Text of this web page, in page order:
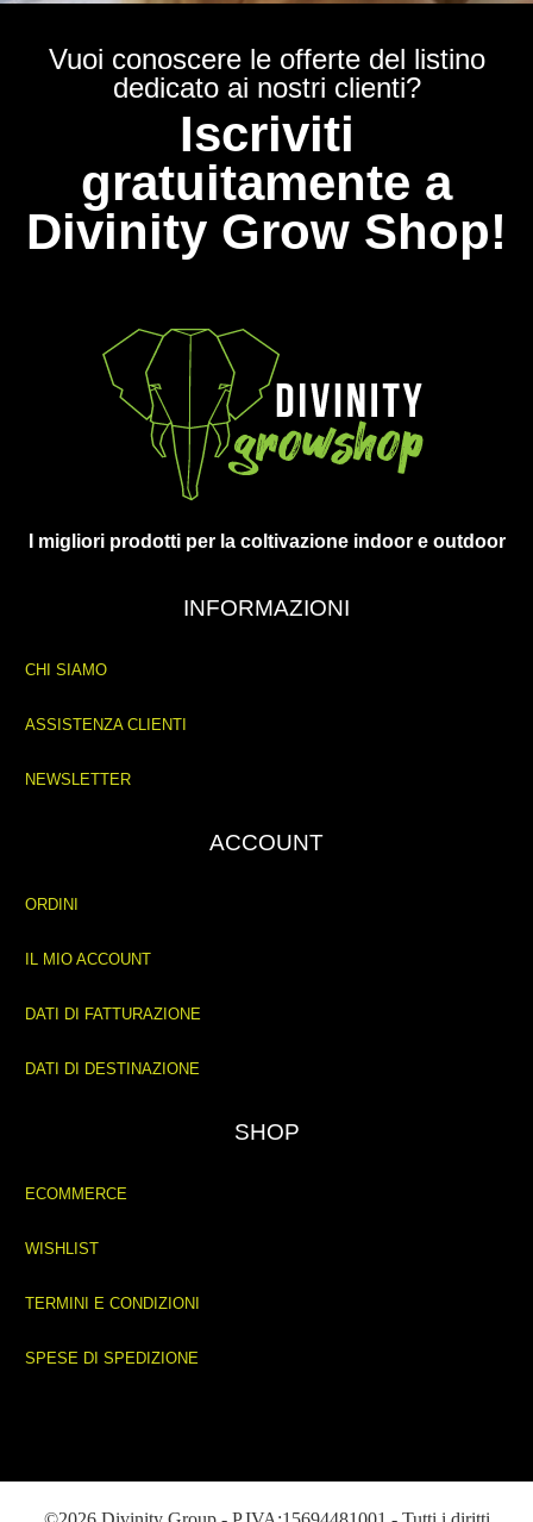
Vuoi conoscere le offerte del listino
dedicato ai nostri clienti?
Iscriviti
gratuitamente a
Divinity Grow Shop!
I migliori prodotti per la coltivazione indoor e outdoor
INFORMAZIONI
CHI SIAMO
ASSISTENZA CLIENTI
NEWSLETTER
ACCOUNT
ORDINI
IL MIO ACCOUNT
DATI DI FATTURAZIONE
DATI DI DESTINAZIONE
SHOP
ECOMMERCE
WISHLIST
TERMINI E CONDIZIONI
SPESE DI SPEDIZIONE